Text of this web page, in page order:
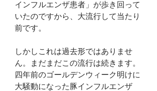
インフルエンザ患者」が歩き回って
いたのですから、大流行して当たり
前です。
しかしこれは過去形ではありませ
ん。まだまだこの流行は続きます。
四年前のゴールデンウィーク明けに
大騒動になった豚インフルエンザ